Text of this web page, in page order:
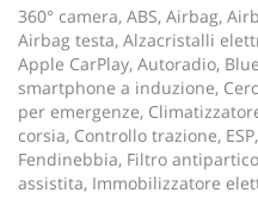
360° camera, ABS, Airbag,
Airbag testa, Alzacristalli
Apple CarPlay, Autoradio,
smartphone a induzione,
per emergenze,
corsia, Controllo trazione,
Fendinebbia, Filtro
assistita, Immobilizzatore
Cookie di
Leggi
la
cookie
policy